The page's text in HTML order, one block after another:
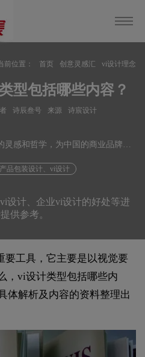
前位置： 首页 创意灵感汇
vi设计理念
型包括哪些内容？
诗辰叁号 来源 诗宸设计
灵感和哲学，为中国的商业品牌发
品包装设计、vi设计
设计、企业vi设计的好处等进
供参考。
要工具，它主要是以视觉要
，vi设计类型包括哪些内
体解析及内容的资料整理出